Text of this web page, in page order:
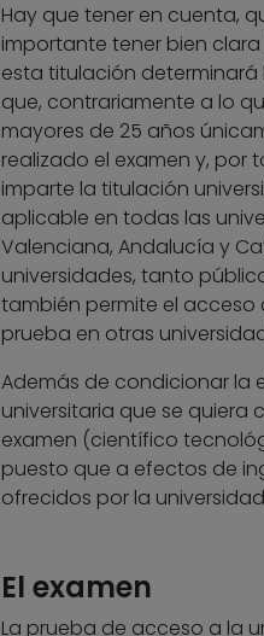
Hay que tener en cuenta,
importante tener bien
esta titulación determinará
que, contrariamente a lo
mayores de 25 años
realizado el examen y, por
imparte la titulación
aplicable en todas las
Valenciana, Andalucía y
universidades, tanto
también permite el acceso
prueba en otras
Además de condicionar la
universitaria que se quiera
examen (científico
puesto que a efectos de
ofrecidos por la
El examen
La prueba de acceso a la